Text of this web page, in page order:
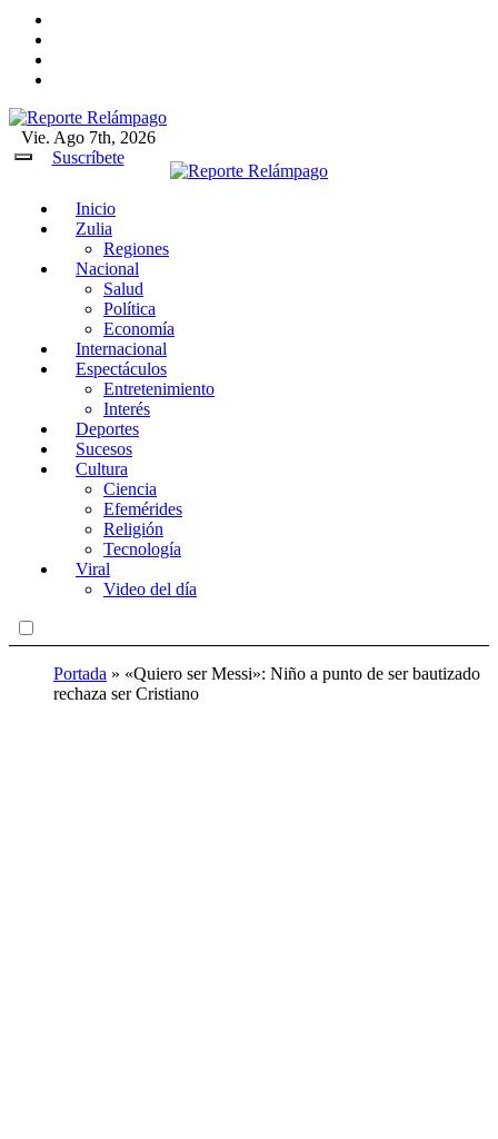
Reporte Relámpago
Claridad y rigor en cada noticia
Vie. Ago 7th, 2026
Suscríbete
Inicio
Zulia
Regiones
Nacional
Salud
Política
Economía
Internacional
Espectáculos
Entretenimiento
Interés
Deportes
Sucesos
Cultura
Ciencia
Efemérides
Religión
Tecnología
Viral
Video del día
Portada » «Quiero ser Messi»: Niño a punto de ser bautizado
rechaza ser Cristiano